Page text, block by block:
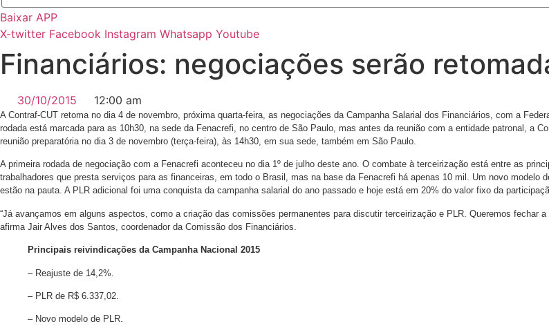
Baixar APP
X-twitter Facebook Instagram Whatsapp Youtube
Financiários: negociações serão
30/10/2015 12:00 am
A Contraf-CUT retoma no dia 4 de novembro, próxima quarta-feira, as negociações da Campanha Salarial dos Financiários, com a
rodada está marcada para as 10h30, na sede da Fenacrefi, no centro de São Paulo, mas antes da reunião com a entidade patronal, a
reunião preparatória no dia 3 de novembro (terça-feira), às 14h30, em sua sede, também em São Paulo.
A primeira rodada de negociação com a Fenacrefi aconteceu no dia 1º de julho deste ano. O combate à terceirização está entre as
trabalhadores que presta serviços para as financeiras, em todo o Brasil, mas na base da Fenacrefi há apenas 10 mil. Um novo
estão na pauta. A PLR adicional foi uma conquista da campanha salarial do ano passado e hoje está em 20% do valor fixo da
“Já avançamos em alguns aspectos, como a criação das comissões permanentes para discutir terceirização e PLR. Queremos fechar
afirma Jair Alves dos Santos, coordenador da Comissão dos Financiários.
Principais reivindicações da Campanha Nacional 2015
– Reajuste de 14,2%.
– PLR de R$ 6.337,02.
– Novo modelo de PLR.